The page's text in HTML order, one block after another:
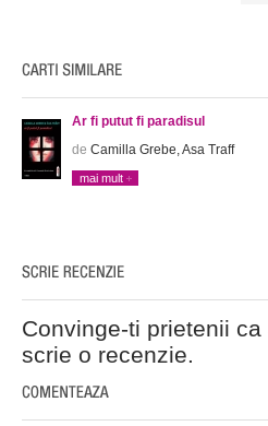
Ar fi putut fi paradisul
de Camilla Grebe, Asa Traff
mai mult
Convinge-ti prietenii
scrie o recenzie.